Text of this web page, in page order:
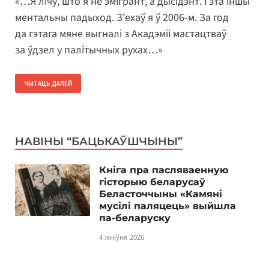
ментальны падыход. З’ехаў я ў 2006-м. За год
да гэтага мяне выгналі з Акадэміі мастацтваў
за ўдзел у палітычных рухах…»
ЧЫТАЦЬ ДАЛЕЙ
НАВІНЫ “БАЦЬКАЎШЧЫНЫ”
Кніга пра пасляваенную
гісторыю беларусаў
Беласточчыны «Камяні
мусілі паляцець» выйшла
па-беларуску
4 жніўня 2026